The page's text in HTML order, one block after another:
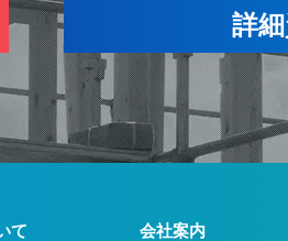
詳
て 会社案内